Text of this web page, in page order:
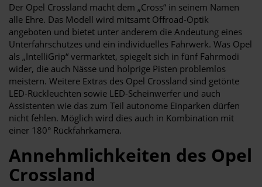
Der Opel Crossland macht dem „Cross“ in seinem Namen
alle Ehre. Das Modell wird mitsamt Offroad-Optik
angeboten und bietet unter anderem die Andeutung eines
Unterfahrschutzes und ein individuelles Fahrwerk. Was Opel
als „IntelliGrip“ vermarktet, spiegelt sich in fünf Fahrmodi
wider, die auch Nässe und holprige Pisten problemlos
meistern. Weitere Extras des Opel Crossland sind getönte
LED-Rückleuchten sowie LED-Scheinwerfer und auch
Assistenten wie das zum Teil autonome Einparken dürfen
nicht fehlen. Möglich wird dies auch in Kombination mit
einer 180° Rückfahrkamera.
Annehmlichkeiten des Opel
Crossland